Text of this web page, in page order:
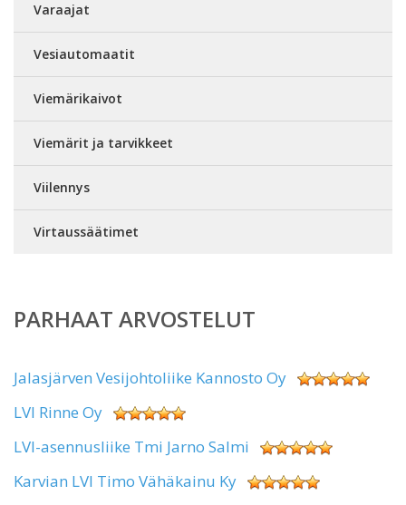
Varaajat
Vesiautomaatit
Viemärikaivot
Viemärit ja tarvikkeet
Viilennys
Virtaussäätimet
PARHAAT ARVOSTELUT
Jalasjärven Vesijohtoliike Kannosto Oy
LVI Rinne Oy
LVI-asennusliike Tmi Jarno Salmi
Karvian LVI Timo Vähäkainu Ky